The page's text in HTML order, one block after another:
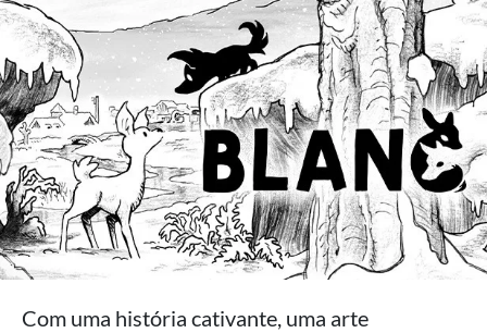
Com uma história cativante, uma arte